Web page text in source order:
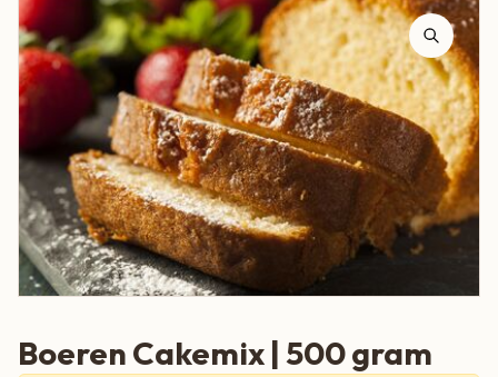
Boeren Cakemix | 500 gram